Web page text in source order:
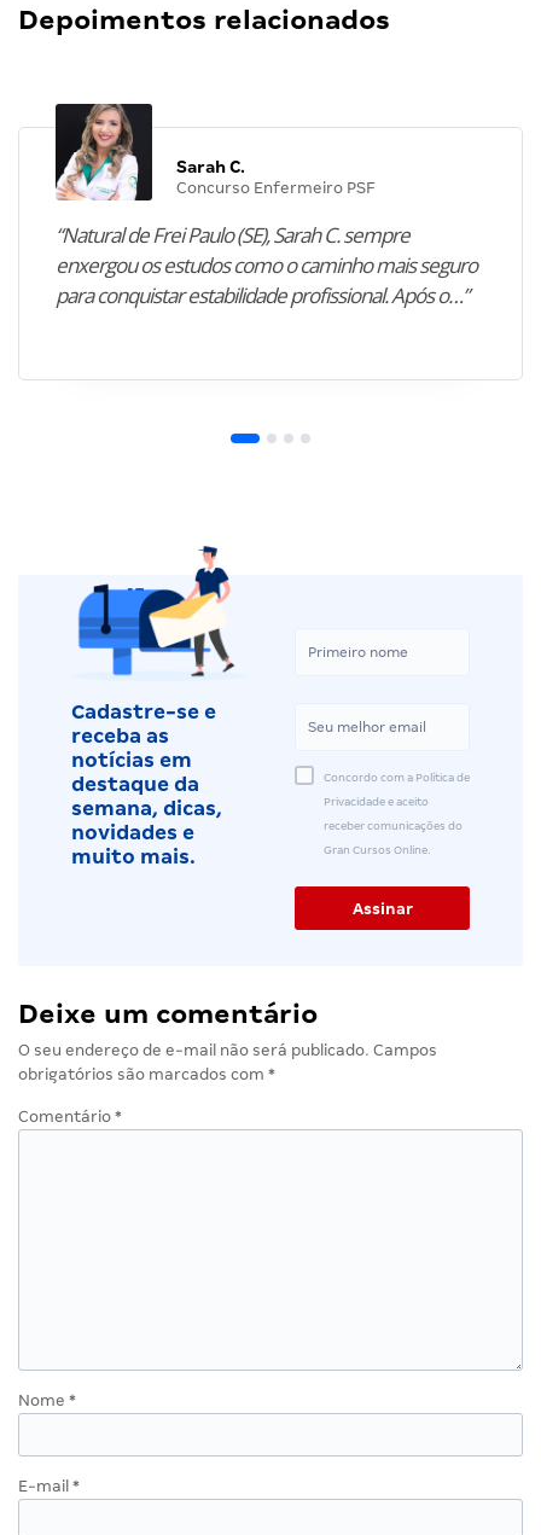
Depoimentos relacionados
Sarah C.
Concurso Enfermeiro PSF
“Natural de Frei Paulo (SE), Sarah C. sempre
enxergou os estudos como o caminho mais seguro
para conquistar estabilidade profissional. Após o…”
Cadastre-se e
receba as
notícias em
destaque da
semana, dicas,
novidades e
muito mais.
Concordo com a Política de
Privacidade e aceito
receber comunicações do
Gran Cursos Online.
Deixe um comentário
O seu endereço de e-mail não será publicado. Campos
obrigatórios são marcados com *
Comentário *
Nome *
E-mail *